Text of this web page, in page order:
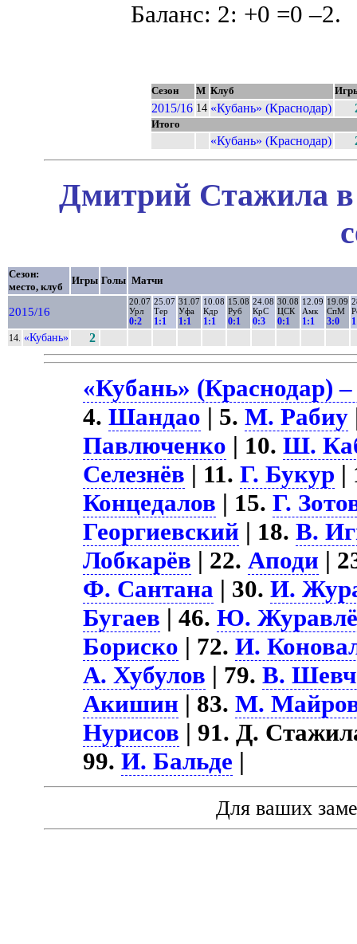
Баланс: 2: +0 =0 –2.
Сезон М Клуб
2015/16 14 «Кубань» (Краснодар)
Итого
«Кубань» (Краснодар)
Дмитрий Стажила в
Сезон:
место, клуб
Игры Голы Матчи
2015/16
20.07
Урл
0:2
25.07
Тер
1:1
31.07
Уфа
1:1
10.08
Кдр
1:1
15.08
Руб
0:1
24.08
КрС
0:3
30.08
ЦСК
0:1
12.09
Амк
1:1
19.09
СпМ
3:0
14. «Кубань» 2
«Кубань» (Краснодар)
4.Шандао | 5.М. Рабиу
Павлюченко | 10.Ш.
Селезнёв | 11.Г. Букур |
Концедалов | 15.Г.
Георгиевский | 18.В.
Лобкарёв | 22.Аподи |
Ф. Сантана | 30.И.
Бугаев | 46.Ю.
Бориско | 72.И.
А. Хубулов | 79.В.
Акишин | 83.М.
Нурисов | 91. Д.
99.И. Бальде |
Для ваших